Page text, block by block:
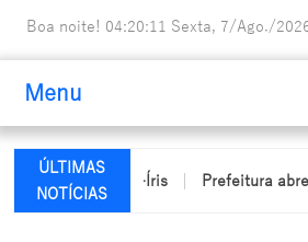
Boa noite! 04:20:13 Sexta, 7/Ago./
Menu
ÚLTIMAS
NOTÍCIAS
em Arco-Íris Prefeitura abre